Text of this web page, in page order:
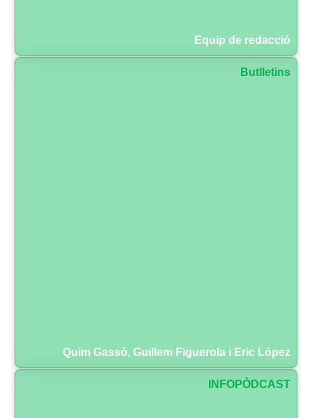
Equip de redacció
Butlletins
Quim Gassó, Guillem Figuerola i Eric López
INFOPÒDCAST